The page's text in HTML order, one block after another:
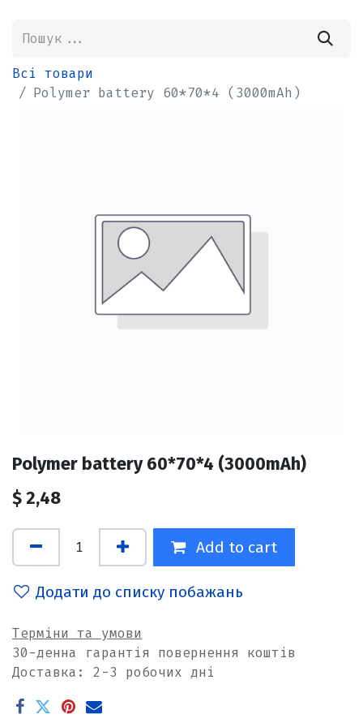
Всі товари
Polymer battery 60*70*4 (3000mAh)
Polymer battery 60*70*4 (3000mAh)
$2,48
Add to cart
Додати до списку побажань
Терміни та умови
30-денна гарантія повернення коштів
Доставка: 2-3 робочих дні